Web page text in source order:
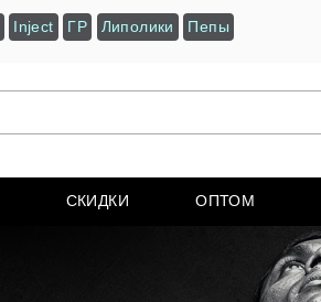
Inject ГР Липолики Пепы
СКИДКИ ОПТОМ